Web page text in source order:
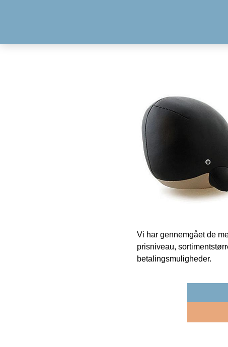
Vi har gennemgået de
prisniveau,
betalingsmuligheder.